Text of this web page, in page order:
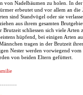
von Nadelbäumen zu holen. In
erbeutet und vor allem an
sind Standvögel oder sie
aus ihrem gesamten
Brutzeit schliessen sich viele Arten
hüpfend, bei einigen Arten
tragen in der Brutzeit
Nester werden vorwiegend vom
von beiden Eltern gefüttert.